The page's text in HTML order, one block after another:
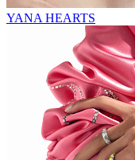
YANA HEARTS